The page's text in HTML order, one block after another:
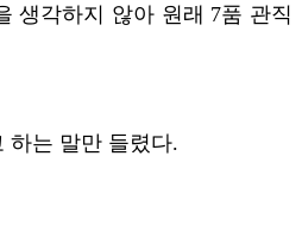
생각하지 않아 원래 7품 관직
하는 말만 들렸다.